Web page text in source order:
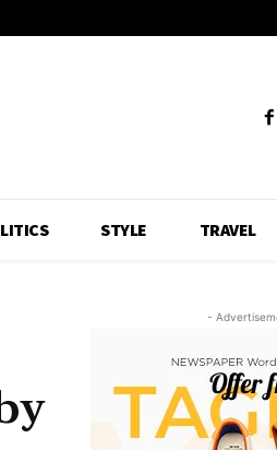
STYLE TRAVEL
-